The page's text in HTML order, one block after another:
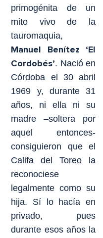
primogénita de un
mito vivo de la
tauromaquia,
Manuel Benítez ‘El
Cordobés’. Nació en
Córdoba el 30 abril
1969 y, durante 31
años, ni ella ni su
madre –soltera por
aquel entonces-
consiguieron que el
Califa del Toreo la
reconociese
legalmente como su
hija. Sí lo hacía en
privado, pues
durante esos años la